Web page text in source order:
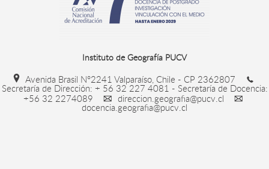
Instituto de Geografía PUCV
Avenida Brasil N°2241 Valparaíso, Chile - CP 2362807
Secretaría de Dirección: + 56 32 227 4081 - Secretaría de Docencia:
+56 32 2274089
direccion.geografia@pucv.cl
docencia.geografia@pucv.cl